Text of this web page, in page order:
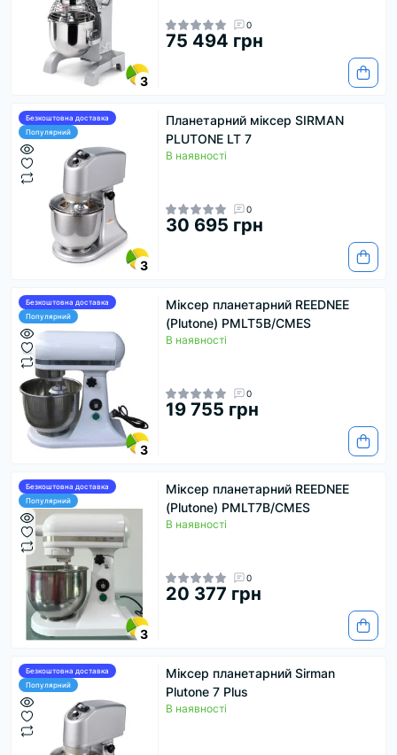
3
0
75 494 грн
Безкоштовна доставка
Популярний
3
Планетарний міксер SIRMAN
PLUTONE LT 7
В наявності
0
30 695 грн
Безкоштовна доставка
Популярний
3
Міксер планетарний REEDNEE
(Plutone) PMLT5B/CMES
В наявності
0
19 755 грн
Безкоштовна доставка
Популярний
3
Міксер планетарний REEDNEE
(Plutone) PMLT7B/CMES
В наявності
0
20 377 грн
Безкоштовна доставка
Популярний
Міксер планетарний Sirman
Plutone 7 Plus
В наявності